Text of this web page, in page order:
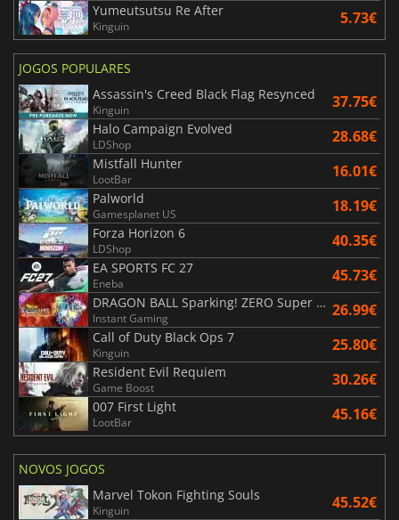
Yumeutsutsu Re After
Kinguin 5.73€
JOGOS POPULARES
Assassin's Creed Black Flag Resynced
Kinguin 37.75€
Halo Campaign Evolved
LDShop 28.68€
Mistfall Hunter
LootBar 16.01€
Palworld
Gamesplanet US 18.19€
Forza Horizon 6
LDShop 40.35€
EA SPORTS FC 27
Eneba 45.73€
DRAGON BALL Sparking! ZERO Super Limit Breaking NEO
Instant Gaming 26.99€
Call of Duty Black Ops 7
Kinguin 25.80€
Resident Evil Requiem
Game Boost 30.26€
007 First Light
LootBar 45.16€
NOVOS JOGOS
Marvel Tokon Fighting Souls
Kinguin 45.52€